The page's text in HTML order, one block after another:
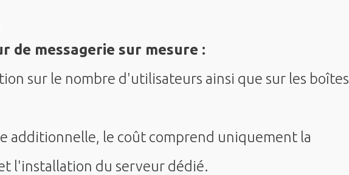
de messagerie sur mesure :
sur le nombre d'utilisateurs ainsi que sur les boîtes
additionnelle, le coût comprend uniquement la
l'installation du serveur dédié.